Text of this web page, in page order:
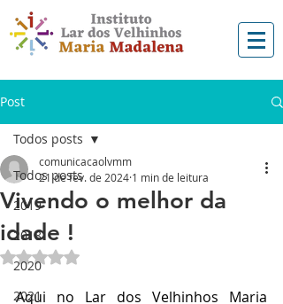
Post
Todos posts
2019
2018
2020
2021
Todos posts
Vivendo o melhor da
idade !
comunicacaolvmm
21 de fev. de 2024 1 min de leitura
Avaliado com NaN de 5 estrelas.
Aqui no Lar dos Velhinhos Maria